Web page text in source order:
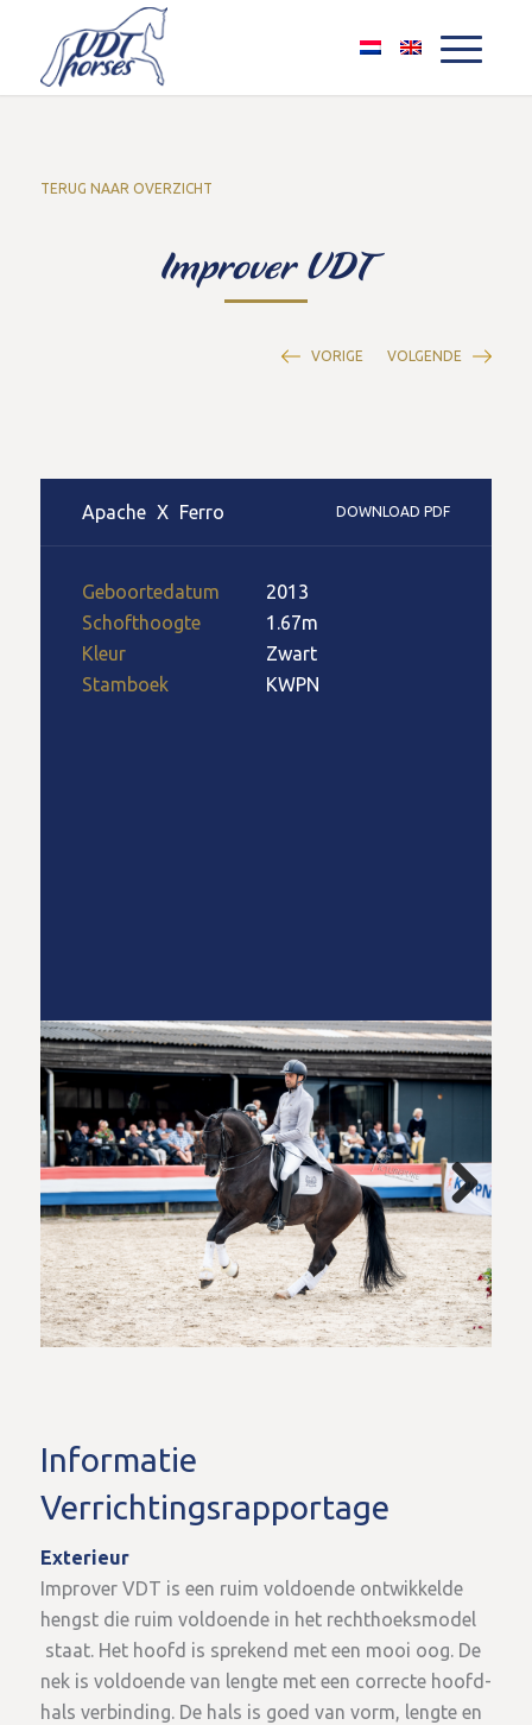
TERUG NAAR OVERZICHT
Improver VDT
VORIGE VOLGENDE
Apache X Ferro DOWNLOAD PDF
Geboortedatum
2013
Schofthoogte
1.67m
Kleur
Zwart
Stamboek
KWPN
Next
Informatie
Verrichtingsrapportage
Exterieur
Improver VDT is een ruim voldoende ontwikkelde
hengst die ruim voldoende in het rechthoeksmodel
staat. Het hoofd is sprekend met een mooi oog. De
nek is voldoende van lengte met een correcte hoofd-
hals verbinding. De hals is goed van vorm, lengte en